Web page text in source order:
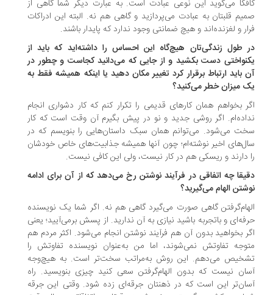
می‌گوید این نوعی عبادت است. به عبارت دیگر شما گاهی از
قلبتان به عبادت می‌پردازید و گاهی هم نه. البته این ادراکات
و لغزنده‌اند و هیچ ضمانتی وجود ندارد که پایدار باشند.
طول زندگی‌تان هیچ‌گاه این احساس را داشته‌اید که باید از
دست بکشید و از جایی که می‌دانید کجاست و چطور در
باید ارتباط برقرار کرد تغییر مکان دهید یا اینکه همیشه فقط به
میزان خطر می‌کنید؟
بخواهم همان کارهای قدیمی را تکرار کنم که کار دشواری انجام
اگر روشی جدید و نو در پیش بگیرم آن وقت است که کار
می‌شود. می‌توانم همان سبک داستان‌هایی را بنویسم که در
اخیر نوشته‌ام؛ چون آنها همیشه جذابیت‌های خاص خودشان
دارند و ریسکی هم در کار نیست، ولی این کافی نیست.
چه اتفاقی در فرآیند نوشتن رخ می‌دهد که از آن برای ادامه‌
الهام می‌گیرید؟
گاهی صورت می‌گیرد گاهی هم نه. اگر شما یک نویسنده‌
و باتجربه باشید نیازی به آن ندارید. از پسش برمی‌آیید؛ یعنی
بخواهید بدون آن‌ هم فرآیند نوشتن انجام می‌شود. اکثر مردم هم
تفاوتش نمی‌شوند، اما من به‌عنوان نویسنده تفاوتش را
می‌دهم. این روش به‌مراتب سخت‌تر است. به هیچ‌وجه
نیست که بدون الهام‌گرفتن سعی کنید چیزی بنویسید. راه
این است که در ذهنتان جرقه‌ای زده شود. وقتی این جرقه